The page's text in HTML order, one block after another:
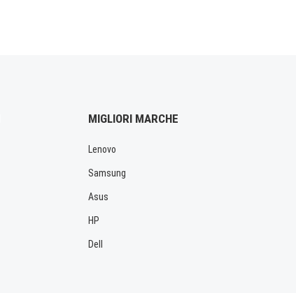
MIGLIORI MARCHE
Lenovo
Samsung
Asus
HP
Dell